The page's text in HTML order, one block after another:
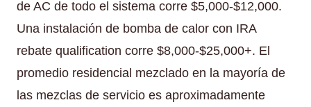
de AC de todo el sistema corre $5,000-$12,000.
Una instalación de bomba de calor con IRA
rebate qualification corre $8,000-$25,000+. El
promedio residencial mezclado en la mayoría de
las mezclas de servicio es aproximadamente